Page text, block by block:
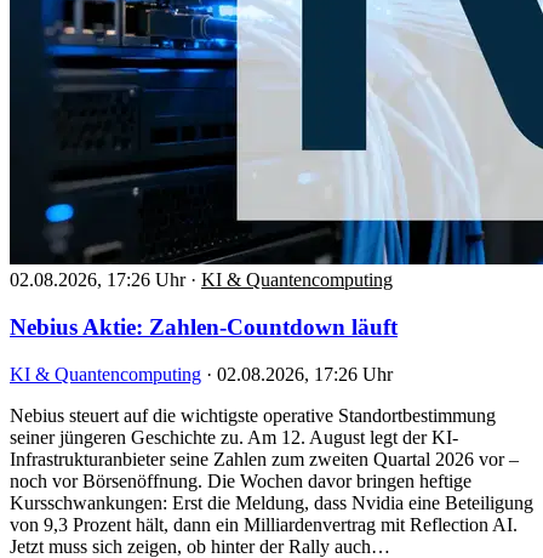
02.08.2026, 17:26 Uhr · KI & Quantencomputing
Nebius Aktie: Zahlen-Countdown läuft
KI & Quantencomputing · 02.08.2026, 17:26 Uhr
Nebius steuert auf die wichtigste operative Standortbestimmung
seiner jüngeren Geschichte zu. Am 12. August legt der KI-
Infrastrukturanbieter seine Zahlen zum zweiten Quartal 2026 vor –
noch vor Börsenöffnung. Die Wochen davor bringen heftige
Kursschwankungen: Erst die Meldung, dass Nvidia eine Beteiligung
von 9,3 Prozent hält, dann ein Milliardenvertrag mit Reflection AI.
Jetzt muss sich zeigen, ob hinter der Rally auch…